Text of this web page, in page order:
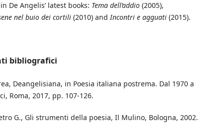
De Angelis’ latest books: Tema dell’addio (2005),
nel buio dei cortili (2010) andIncontri e agguati (2015).
bibliografici
Deangelisiana, in Poesia italiana postrema. Dal 1970 a
Roma, 2017, pp. 107-126.
G., Gli strumenti della poesia, Il Mulino, Bologna, 2002.